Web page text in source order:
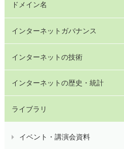
ドメイン名
インターネットガバナンス
インターネットの技術
インターネットの歴史・統計
ライブラリ
イベント・講演会資料